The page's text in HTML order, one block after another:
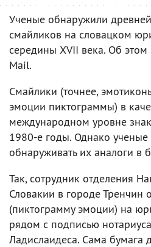
Ученые обнаружили
смайликов на словацком
середины XVII века. Об этом
Mail.
Смайлики (точнее,
эмоции пиктограммы) в
международном уровне
1980-е годы. Однако ученые
обнаруживать их аналоги в
Так, сотрудник отделения
Словакии в городе Тренчин
(пиктограмму эмоции) на
рядом с подписью
Ладислаидеса. Сама бумага